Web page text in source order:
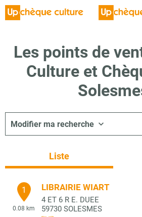
Les points de
Culture et
Modifier ma recherche
Liste
1
0.08 km
LIBRAIRIE WIART
4 ET 6 R E. DUEE
59730 SOLESMES